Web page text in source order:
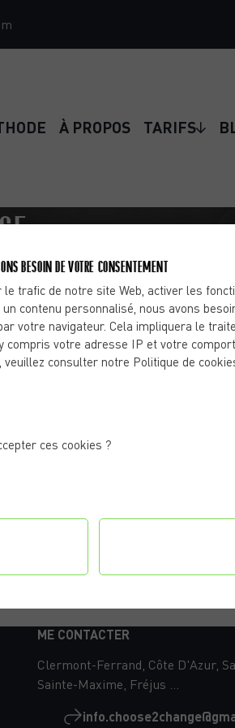
À PROPOS TARIFS
?
optimiser vos performances
ME CONTACTER
Clermont-Ferrand, Côte D'Azur,
Sainte-Maxime, Fréjus ...
BESOIN DE VOTRE CONSENTEMENT
le trafic de notre site Web, activer les
contenu personnalisé, nous avons
votre navigateur. Cela impliquera le
compris votre adresse IP et votre
veuillez consulter notre Politique de
ces cookies ?